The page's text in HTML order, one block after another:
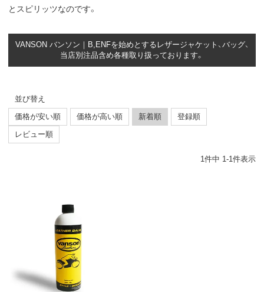
とスピリッツなのです。
VANSON バンソン｜B,ENFを始めとするレザージャケット、バッグ、
当店別注品含め各種取り扱っております。
並び替え
価格が安い順
価格が高い順 新着順
登録順
レビュー順
1件中 1-1件表示